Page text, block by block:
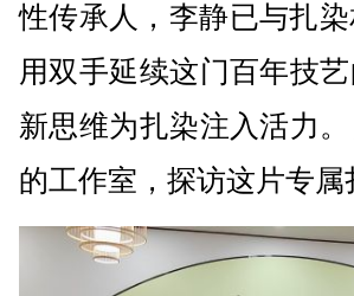
性传承人，李静已与扎
用双手延续这门百年技
新思维为扎染注入活力
的工作室，探访这片专属